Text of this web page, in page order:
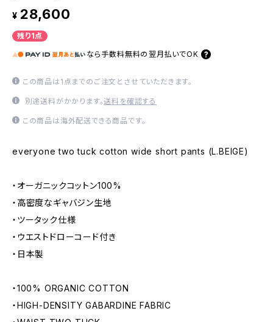
¥ 28,600
残り1点
なら 手数料無料の 翌月払いでOK
この商品は1点までのご注文とさせていただきます。
別途送料がかかります。送料を確認する
この商品は海外配送できる商品です。
everyone two tuck cotton wide short pants (L.BEIGE)
・オーガニックコットン100%
・高密度なギャバジン生地
・ツータック仕様
・ウエストドローコード付き
・日本製
・100% ORGANIC COTTON
・HIGH-DENSITY GABARDINE FABRIC